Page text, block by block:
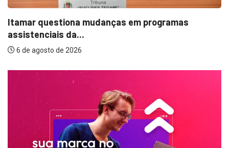
POLÍTICA
Vereador pede que Prefeitura adira à